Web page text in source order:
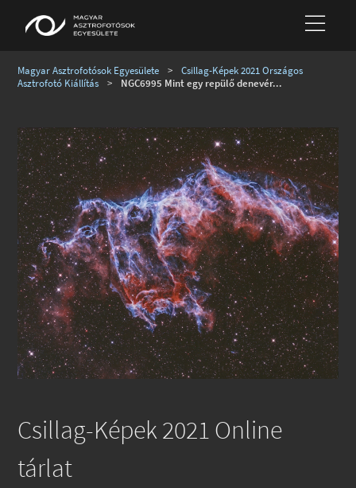
Magyar Asztrofotósok Egyesülete >
Csillag-Képek 2021 Országos
Asztrofotó Kiállítás
> NGC6995 Mint egy repülő denevér...
Csillag-Képek 2021 Online
tárlat